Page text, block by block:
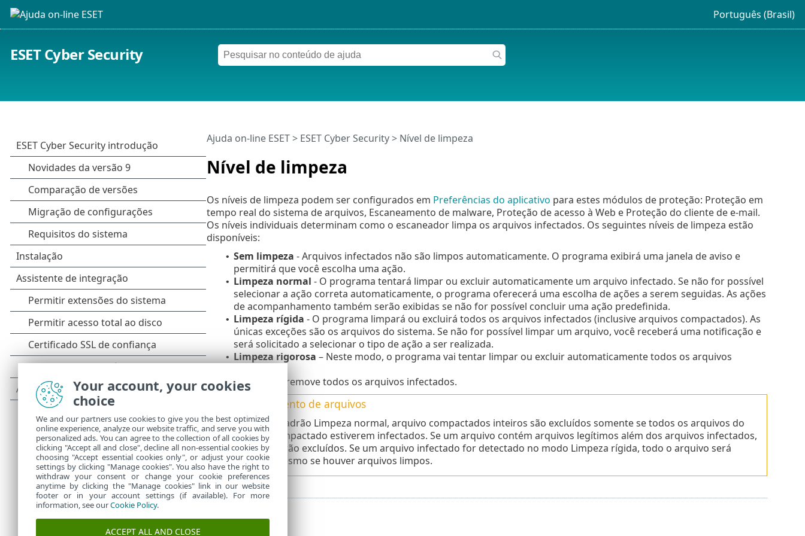
Português (Brasil)
ESET Cyber Security
Nível de limpeza
Ajuda on-line ESET> ESET Cyber Security> Nível de limpeza
Os níveis de limpeza podem ser configurados em Preferências do aplicativo para estes módulos de proteção: Proteção em
tempo real do sistema de arquivos, Escaneamento de malware, Proteção de acesso à Web e Proteção do cliente de e-mail.
Os níveis individuais determinam como o escaneador limpa os arquivos infectados. Os seguintes níveis de limpeza estão
disponíveis:
• Sem limpeza - Arquivos infectados não são limpos automaticamente. O programa exibirá uma janela de aviso e
permitirá que você escolha uma ação.
• Limpeza normal - O programa tentará limpar ou excluir automaticamente um arquivo infectado. Se não for possível
selecionar a ação correta automaticamente, o programa oferecerá uma escolha de ações a serem seguidas. As ações
de acompanhamento também serão exibidas se não for possível concluir uma ação predefinida.
• Limpeza rígida - O programa limpará ou excluirá todos os arquivos infectados (inclusive arquivos compactados). As
únicas exceções são os arquivos do sistema. Se não for possível limpar um arquivo, você receberá uma notificação e
será solicitado a selecionar o tipo de ação a ser realizada.
• Limpeza rigorosa – Neste modo, o programa vai tentar limpar ou excluir automaticamente todos os arquivos
• Remover – remove todos os arquivos infectados.
Escaneamento de arquivos
No modo padrão Limpeza normal, arquivo compactados inteiros são excluídos somente se todos os arquivos do
arquivo compactado estiverem infectados. Se um arquivo contém arquivos legítimos além dos arquivos infectados,
eles não serão excluídos. Se um arquivo infectado for detectado no modo Limpeza rígida, todo o arquivo será
excluído mesmo se houver arquivos limpos.
Your account, your cookies
choice
We and our partners use cookies to give you the best optimized
online experience, analyze our website traffic, and serve you with
personalized ads. You can agree to the collection of all cookies by
clicking "Accept all and close", decline all non-essential cookies by
choosing "Accept essential cookies only", or adjust your cookie
settings by clicking "Manage cookies". You also have the right to
withdraw your consent or change your cookie preferences
anytime by clicking the "Manage cookies" link in our website
footer or in your account settings (if available). For more
information, see ourCookie Policy.
ACCEPT ALL AND CLOSE